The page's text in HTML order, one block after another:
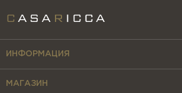
ИНФОРМАЦИЯ
МАГАЗИН